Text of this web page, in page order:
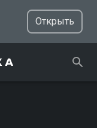
Открыть